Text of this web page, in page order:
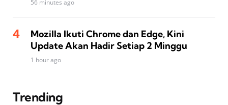
56 minutes ago
Mozilla Ikuti Chrome dan Edge, Kini
Update Akan Hadir Setiap 2 Minggu
1 hour ago
Trending